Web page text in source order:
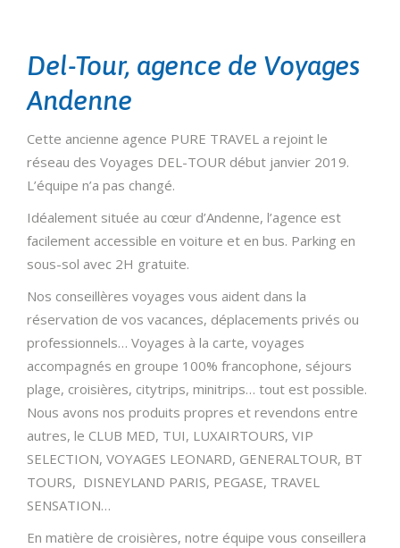
Del-Tour, agence de Voyages
Andenne
Cette ancienne agence PURE TRAVEL a rejoint le
réseau des Voyages DEL-TOUR début janvier 2019.
L’équipe n’a pas changé.
Idéalement située au cœur d’Andenne, l’agence est
facilement accessible en voiture et en bus. Parking en
sous-sol avec 2H gratuite.
Nos conseillères voyages vous aident dans la
réservation de vos vacances, déplacements privés ou
professionnels… Voyages à la carte, voyages
accompagnés en groupe 100% francophone, séjours
plage, croisières, citytrips, minitrips… tout est possible.
Nous avons nos produits propres et revendons entre
autres, le CLUB MED, TUI, LUXAIRTOURS, VIP
SELECTION, VOYAGES LEONARD, GENERALTOUR, BT
TOURS, DISNEYLAND PARIS, PEGASE, TRAVEL
SENSATION…
En matière de croisières, notre équipe vous conseillera